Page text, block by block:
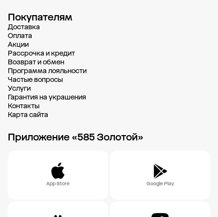
Покупателям
Доставка
Oплата
Акции
Рассрочка и кредит
Возврат и обмен
Программа лояльности
Частые вопросы
Услуги
Гарантия на украшения
Контакты
Карта сайта
Приложение «585 Золотой»
App Store Google Play